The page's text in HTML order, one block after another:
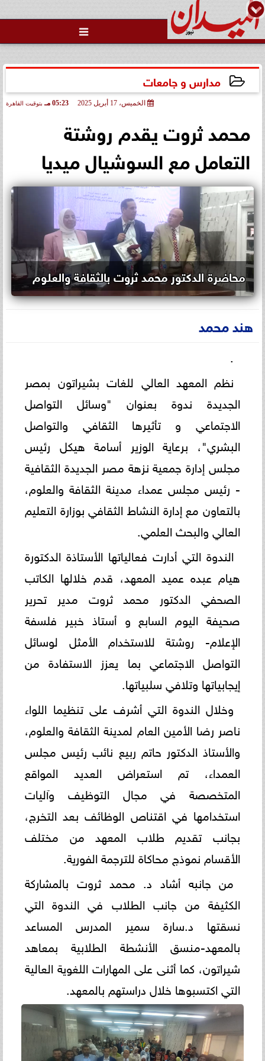

مدارس و جامعات
الخميس، 17 أبريل 2025 05:23 مـ بتوقيت القاهرة
محمد ثروت يقدم روشتة
التعامل مع السوشيال ميديا
محاضرة الدكتور محمد ثروت بالثقافة والعلوم
هند محمد
.
نظم المعهد العالي للغات بشيراتون بمصر
الجديدة ندوة بعنوان "وسائل التواصل
الاجتماعي و تأثيرها الثقافي والتواصل
البشري"، برعاية الوزير أسامة هيكل رئيس
مجلس إدارة جمعية نزهة مصر الجديدة الثقافية
- رئيس مجلس عمداء مدينة الثقافة والعلوم،
بالتعاون مع إدارة النشاط الثقافي بوزارة التعليم
العالي والبحث العلمي.
الندوة التي أدارت فعالياتها الأستاذة الدكتورة
هيام عبده عميد المعهد، قدم خلالها الكاتب
الصحفي الدكتور محمد ثروت مدير تحرير
صحيفة اليوم السابع و أستاذ خبير فلسفة
الإعلام- روشتة للاستخدام الأمثل لوسائل
التواصل الاجتماعي بما يعزز الاستفادة من
إيجابياتها وتلافي سلبياتها.
وخلال الندوة التي أشرف على تنظيما اللواء
ناصر رضا الأمين العام لمدينة الثقافة والعلوم،
والأستاذ الدكتور حاتم ربيع نائب رئيس مجلس
العمداء، تم استعراض العديد المواقع
المتخصصة في مجال التوظيف وآليات
استخدامها في اقتناص الوظائف بعد التخرج،
بجانب تقديم طلاب المعهد من مختلف
الأقسام نموذج محاكاة للترجمة الفورية.
من جانبه أشاد د. محمد ثروت بالمشاركة
الكثيفة من جانب الطلاب في الندوة التي
نسقتها د.سارة سمير المدرس المساعد
بالمعهد-منسق الأنشطة الطلابية بمعاهد
شيراتون، كما أثنى على المهارات اللغوية العالية
التي اكتسبوها خلال دراستهم بالمعهد.